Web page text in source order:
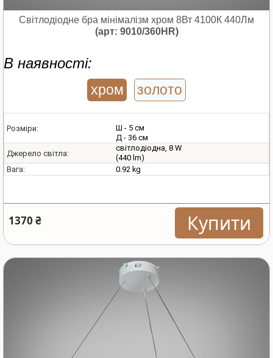
Світлодіодне бра мінімалізм хром 8Вт 4100К 440Лм
(арт: 9010/360HR)
В наявності:
хром золото
Розміри:
Ш - 5 см
Д - 36 см
Джерело світла:
світлодіодна, 8 W
(440 lm)
Вага:
0.92 kg
1370 ₴ Купити